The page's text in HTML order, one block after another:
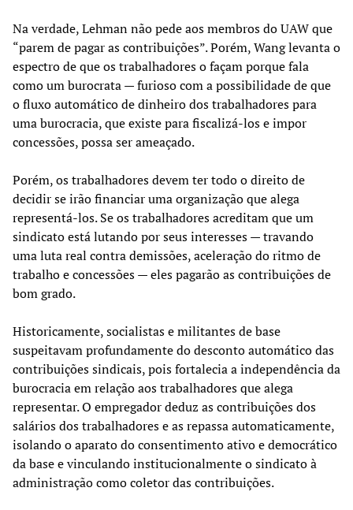
Na verdade, Lehman não pede aos membros do UAW que
“parem de pagar as contribuições”. Porém, Wang levanta o
espectro de que os trabalhadores o façam porque fala
como um burocrata — furioso com a possibilidade de que
o fluxo automático de dinheiro dos trabalhadores para
uma burocracia, que existe para fiscalizá-los e impor
concessões, possa ser ameaçado.
Porém, os trabalhadores devem ter todo o direito de
decidir se irão financiar uma organização que alega
representá-los. Se os trabalhadores acreditam que um
sindicato está lutando por seus interesses — travando
uma luta real contra demissões, aceleração do ritmo de
trabalho e concessões — eles pagarão as contribuições de
bom grado.
Historicamente, socialistas e militantes de base
suspeitavam profundamente do desconto automático das
contribuições sindicais, pois fortalecia a independência da
burocracia em relação aos trabalhadores que alega
representar. O empregador deduz as contribuições dos
salários dos trabalhadores e as repassa automaticamente,
isolando o aparato do consentimento ativo e democrático
da base e vinculando institucionalmente o sindicato à
administração como coletor das contribuições.